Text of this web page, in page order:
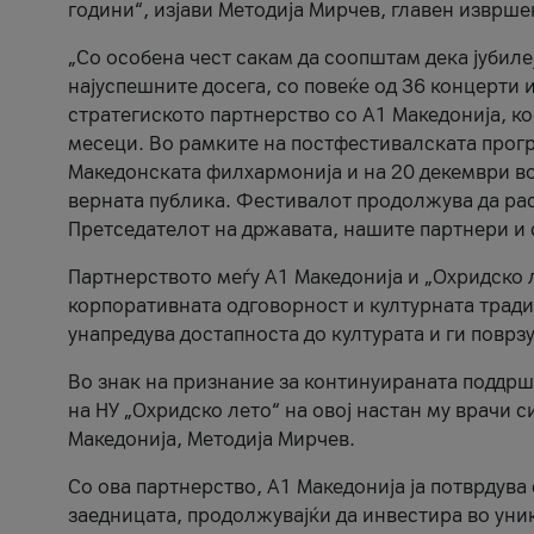
години“, изјави Методија Мирчев, главен
„Со особена чест сакам да соопштам дека
најуспешните досега, со повеќе од 36
стратегиското партнерство со А1 Македонија,
месеци. Во рамките на постфестивалската
Македонската филхармонија и на 20 декември
верната публика. Фестивалот продолжува да
Претседателот на државата, нашите партнери и
Партнерството меѓу A1 Македонија и
корпоративната одговорност и културната
унапредува достапноста до културата и ги
Во знак на признание за континуираната
на НУ „Охридско лето“ на овој настан му
Македонија, Методија Мирчев.
Со ова партнерство, A1 Македонија ја
заедницата, продолжувајќи да инвестира во